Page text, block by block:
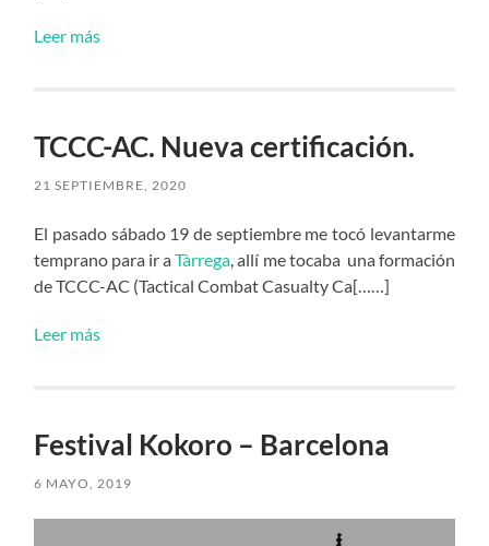
Leer más
TCCC-AC. Nueva certificación.
21 SEPTIEMBRE, 2020
El pasado sábado 19 de septiembre me tocó levantarme
temprano para ir aTàrrega, allí me tocaba una formación
de TCCC-AC (Tactical Combat Casualty Ca[……]
Leer más
Festival Kokoro – Barcelona
6 MAYO, 2019